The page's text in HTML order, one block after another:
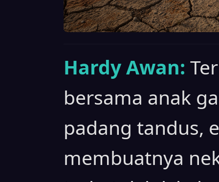
Hardy Awan:
bersama anak
padang tandus,
membuatnya